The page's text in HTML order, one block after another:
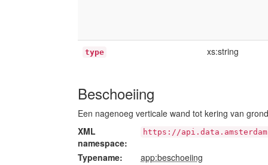
type xs:string
Beschoeiing
Een nagenoeg verticale wand tot kering van
XML
namespace:
https://
Typename:
app:beschoeiing